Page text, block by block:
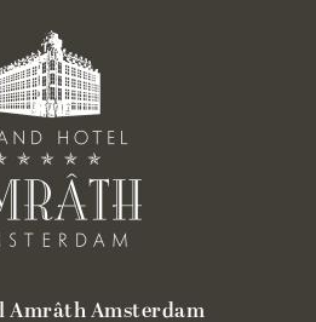
Amrâth Amsterdam